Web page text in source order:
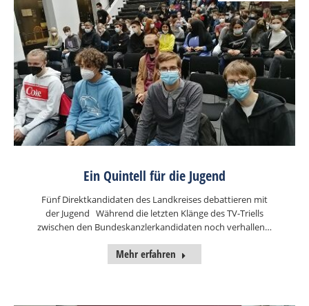
Ein Quintell für die Jugend
Fünf Direktkandidaten des Landkreises debattieren mit
der Jugend Während die letzten Klänge des TV-Triells
zwischen den Bundeskanzlerkandidaten noch verhallen…
Mehr erfahren